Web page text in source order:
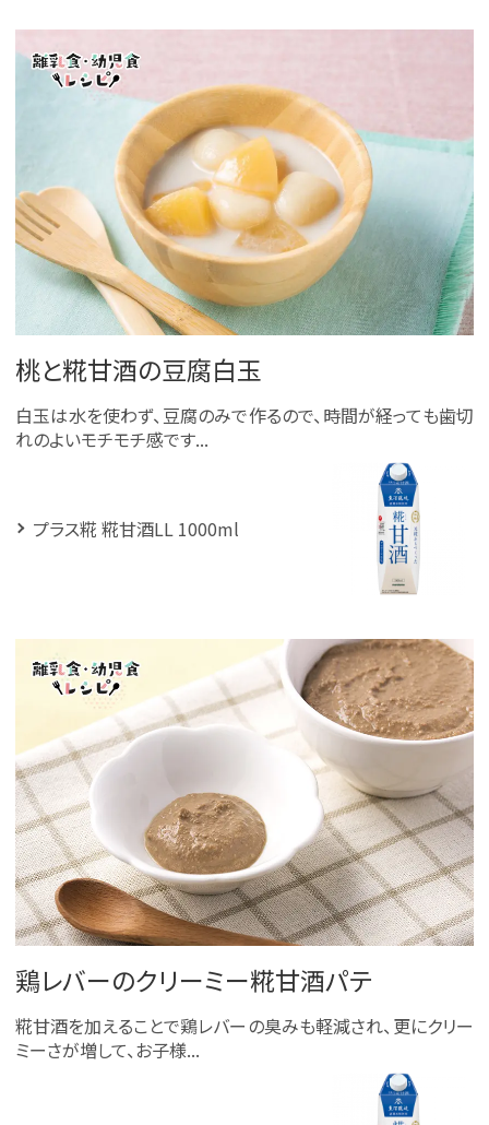
桃と糀甘酒の豆腐白玉
白玉は水を使わず、豆腐のみで作るので、時間が経っても歯切
れのよいモチモチ感です...
プラス糀 糀甘酒LL 1000ml
鶏レバーのクリーミー糀甘酒パテ
糀甘酒を加えることで鶏レバーの臭みも軽減され、更にクリー
ミーさが増して、お子様...